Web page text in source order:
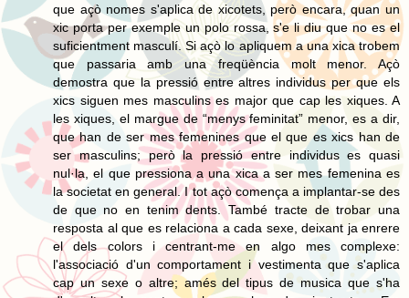
que açò nomes s'aplica de xicotets, però encara, quan un
xic porta per exemple un polo rossa, s'e li diu que no es el
suficientment masculí. Si açò lo apliquem a una xica trobem
que passaria amb una freqüència molt menor. Açò
demostra que la pressió entre altres individus per que els
xics siguen mes masculins es major que cap les xiques. A
les xiques, el margue de “menys feminitat” menor, es a dir,
que han de ser mes femenines que el que es xics han de
ser masculins; però la pressió entre individus es quasi
nul·la, el que pressiona a una xica a ser mes femenina es
la societat en general. I tot açò comença a implantar-se des
de que no en tenim dents. També tracte de trobar una
resposta al que es relaciona a cada sexe, deixant ja enrere
el dels colors i centrant-me en algo mes complexe:
l'associació d'un comportament i vestimenta que s'aplica
cap un sexe o altre; amés del tipus de musica que s'ha